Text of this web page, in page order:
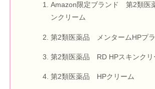
Amazon限定ブランド 第2類医
ンクリーム
第2類医薬品 メンタームHPプ
第2類医薬品 RD HPスキンクリ
第2類医薬品 HPクリーム